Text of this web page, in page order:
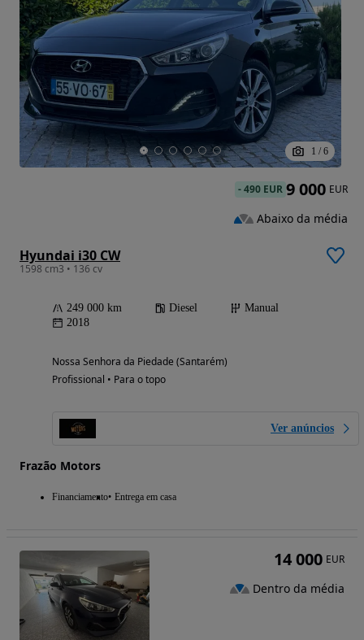
1 / 6
Hyundai i30 CW
1598 cm3 • 136 cv
249 000 km Diesel
Manual
2018
Nossa Senhora da Piedade (Santarém)
Profissional • Para o topo
Ver anúncios
Frazão Motors
Financiamento Entrega em casa
-490 EUR 9 000 EUR
Abaixo da média
14 000 EUR
Dentro da média